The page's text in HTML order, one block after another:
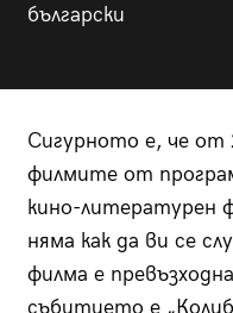
български
Сигурното е, че от
филмите от
кино-литературен
няма как да ви се
филма е
събитието е